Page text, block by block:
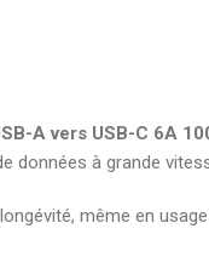
A vers USB-C 6A
données à grande
même en